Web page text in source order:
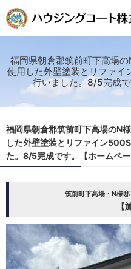
福岡県朝倉郡筑前町下高場
使用した外壁塗装とリファ
行いました。8/5完成で
福岡県朝倉郡筑前町下高場のN
した外壁塗装とリファイン
た。8/5完成です。【ホームペー
筑前町下高場・N様
【